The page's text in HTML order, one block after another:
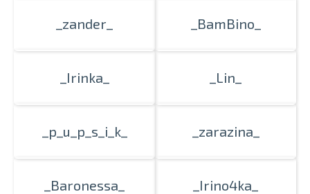
_zander_ _BamBino_
_Irinka_ _Lin_
_p_u_p_s_i_k_ _zarazina_
_Baronessa_ _Irino4ka_